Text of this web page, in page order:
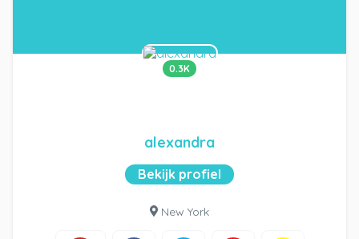
0.3K
alexandra
Bekijk profiel
New York